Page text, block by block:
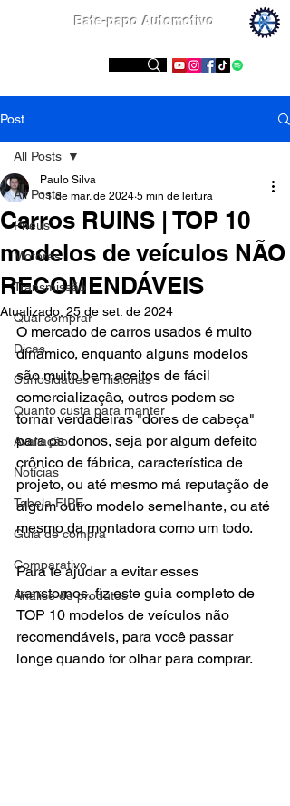
Bate-papo Automotivo
Post
All Posts
Pneus
Motores
Transmissão
Qual comprar
Dicas
Curiosidades e histórias
Quanto custa para manter
Avaliação
Notícias
Tabela FIPE
Guia de compra
Comparativo
Análise de produtos
All Posts
Carros RUINS | TOP 10
modelos de veículos NÃO
RECOMENDÁVEIS
Paulo Silva
11 de mar. de 2024 5 min de leitura
Atualizado: 25 de set. de 2024
O mercado de carros usados é muito
dinâmico, enquanto alguns modelos
são muito bem aceitos de fácil
comercialização, outros podem se
tornar verdadeiras "dores de cabeça"
para os donos, seja por algum defeito
crônico de fábrica, característica de
projeto, ou até mesmo má reputação de
algum outro modelo semelhante, ou até
mesmo da montadora como um todo.
Para te ajudar a evitar esses
transtornos, fiz este guia completo de
TOP 10 modelos de veículos não
recomendáveis, para você passar
longe quando for olhar para comprar.